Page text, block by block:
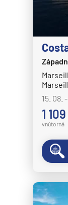
15. 08.
1
vnútorná